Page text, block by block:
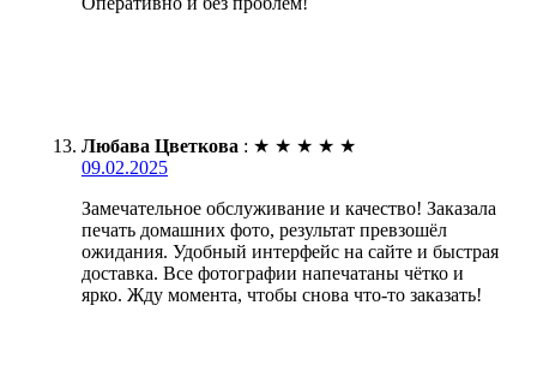
Любава Цветкова : ★ ★ ★ ★ ★
09.02.2025
Замечательное обслуживание и качество! Заказала
печать домашних фото, результат превзошёл
ожидания. Удобный интерфейс на сайте и быстрая
доставка. Все фотографии напечатаны чётко и
ярко. Жду момента, чтобы снова что-то заказать!